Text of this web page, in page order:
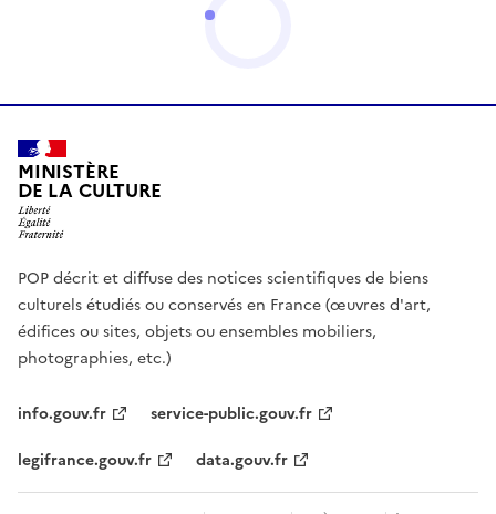
MINISTÈRE
DE LA CULTURE
POP décrit et diffuse des notices scientifiques de biens
culturels étudiés ou conservés en France (œuvres d'art,
édifices ou sites, objets ou ensembles mobiliers,
photographies, etc.)
info.gouv.fr
service-public.gouv.fr
legifrance.gouv.fr
data.gouv.fr